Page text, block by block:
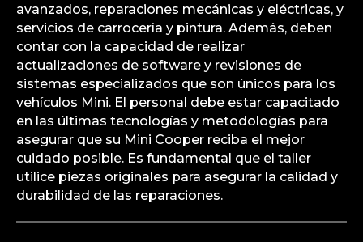
avanzados, reparaciones mecánicas y eléctricas, y
servicios de carrocería y pintura. Además, deben
contar con la capacidad de realizar
actualizaciones de software y revisiones de
sistemas especializados que son únicos para los
vehículos Mini. El personal debe estar capacitado
en las últimas tecnologías y metodologías para
asegurar que su Mini Cooper reciba el mejor
cuidado posible. Es fundamental que el taller
utilice piezas originales para asegurar la calidad y
durabilidad de las reparaciones.